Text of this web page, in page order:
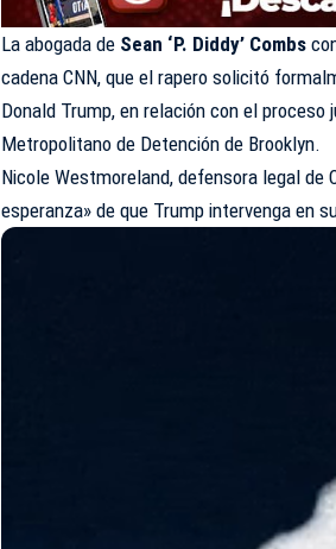
La abogada de Sean ‘P. Diddy’ Combs
cadena CNN, que el rapero solicitó
Donald Trump, en relación con el
Metropolitano de Detención de Brooklyn.
Nicole Westmoreland, defensora legal de
esperanza» de que Trump intervenga en